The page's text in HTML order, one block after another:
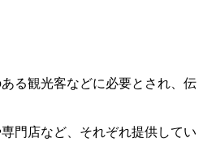
る観光客などに必要とされ、伝
門店など、それぞれ提供してい